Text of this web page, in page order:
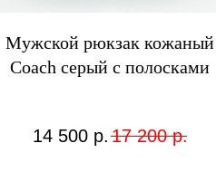
Мужской рюкзак кожаный
Coach серый с полосками
14 500 р. 17 200 р.